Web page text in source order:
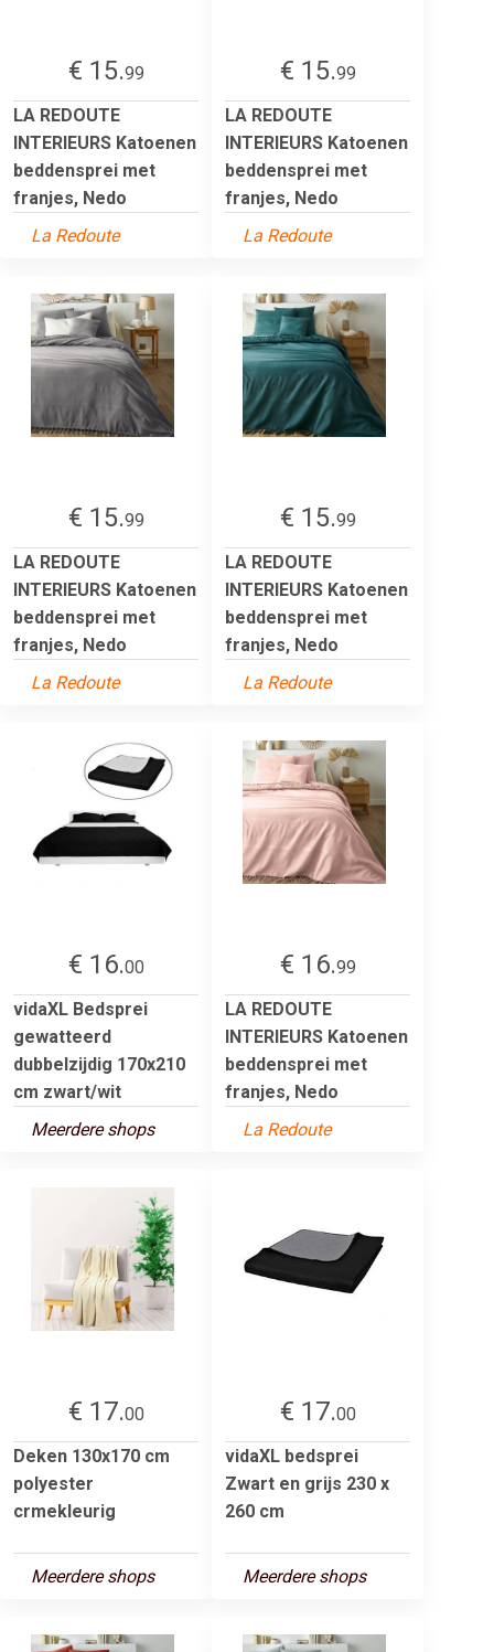
€ 15.99
LA REDOUTE
INTERIEURS Katoenen
beddensprei met
franjes, Nedo
La Redoute
€ 15.99
LA REDOUTE
INTERIEURS Katoenen
beddensprei met
franjes, Nedo
La Redoute
€ 15.99
LA REDOUTE
INTERIEURS Katoenen
beddensprei met
franjes, Nedo
La Redoute
€ 15.99
LA REDOUTE
INTERIEURS Katoenen
beddensprei met
franjes, Nedo
La Redoute
€ 16.00
vidaXL Bedsprei
gewatteerd
dubbelzijdig 170x210
cm zwart/wit
Meerdere shops
€ 16.99
LA REDOUTE
INTERIEURS Katoenen
beddensprei met
franjes, Nedo
La Redoute
€ 17.00
Deken 130x170 cm
polyester
crmekleurig
Meerdere shops
€ 17.00
vidaXL bedsprei
Zwart en grijs 230 x
260 cm
Meerdere shops